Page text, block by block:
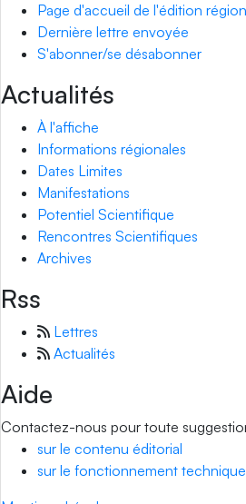
Page d'accueil de l'édition
Dernière lettre envoyée
S'abonner/se désabonner
Actualités
À l'affiche
Informations régionales
Dates Limites
Manifestations
Potentiel Scientifique
Rencontres Scientifiques
Archives
Rss
Lettres
Actualités
Aide
Contactez-nous pour toute
sur le contenu éditorial
sur le fonctionnement technique